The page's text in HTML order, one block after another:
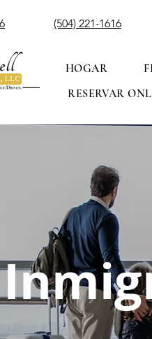
(504) 221-1616
HOGAR
RESERVAR